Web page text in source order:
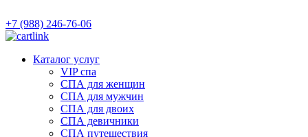
+7 (988) 246-76-06
Каталог услуг
VIP спа
СПА для женщин
СПА для мужчин
СПА для двоих
СПА девичники
СПА путешествия